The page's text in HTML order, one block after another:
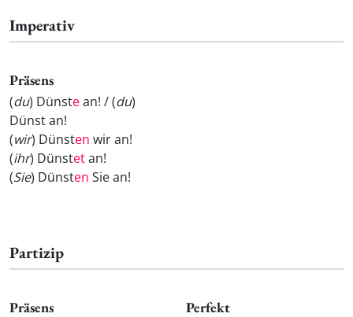
Imperativ
Präsens
(du) Dünstean! / (du)
Dünstan!
(wir) Dünsten wir an!
(ihr) Dünstetan!
(Sie) Dünsten Sie an!
Partizip
Präsens Perfekt